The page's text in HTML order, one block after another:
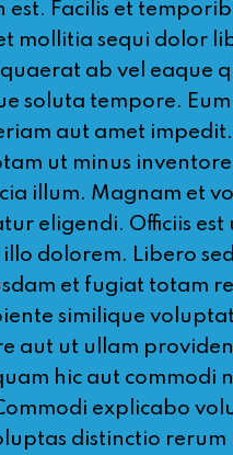
est. Facilis et
mollitia sequi dolor
ab vel eaque
soluta tempore.
aut amet
ut minus
illum. Magnam et
eligendi. Officiis
dolorem. Libero
et fugiat totam
similique
aut ut ullam
hic aut commodi
explicabo
distinctio rerum